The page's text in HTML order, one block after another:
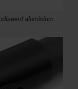
aluminium